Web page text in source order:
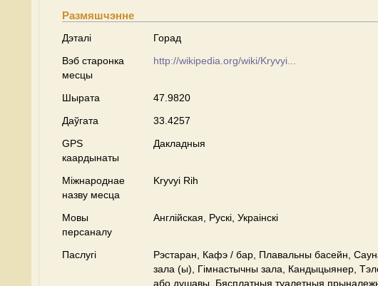
Размяшчэнне
Дэталі
Горад
Вэб старонка
месцы
http://wikipedia.org/wiki/Kryvyi...
Шырата
47.9820
Даўгата
33.4257
GPS
каардынаты
Дакладныя
Міжнароднае
назву месца
Kryvyi Rih
Мовы
персаналу
Англійская, Рускі, Украінскі
Паслугі
Рэстаран, Кафэ / бар, Плавальны басейн,
зала (ы), Гімнастычны зала, Кандыцыянер,
або душавы, Бясплатныя туалетныя